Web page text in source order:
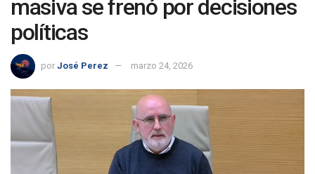
masiva se frenó por decisiones
políticas
por José Perez marzo 24, 2026